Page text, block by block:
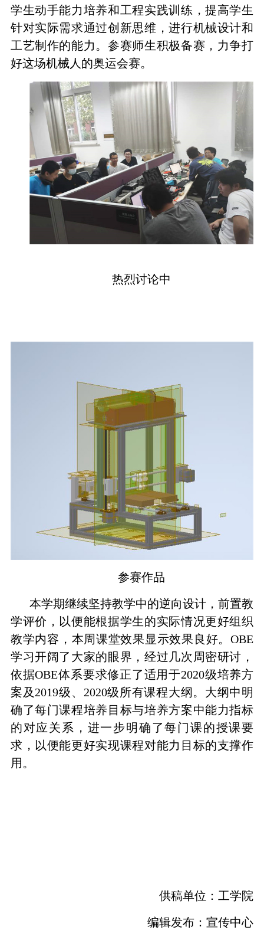
学生动手能力培养和工程实践训练，提高学生
针对实际需求通过创新思维，进行机械设计和
工艺制作的能力。参赛师生积极备赛，力争打
好这场机械人的奥运会赛。
热烈讨论中
参赛作品
本学期继续坚持教学中的逆向设计，前置教
学评价，以便能根据学生的实际情况更好组织
教学内容，本周课堂效果显示效果良好。OBE
学习开阔了大家的眼界，经过几次周密研讨，
依据OBE体系要求修正了适用于2020级培养方
案及 2019级、 2020级所有课程大纲。大纲中明
确了每门课程培养目标与培养方案中能力指标
的对应关系，进一步明确了每门课的授课要
求，以便能更好实现课程对能力目标的支撑作
用。
供稿单位：工学院
编辑发布：宣传中心